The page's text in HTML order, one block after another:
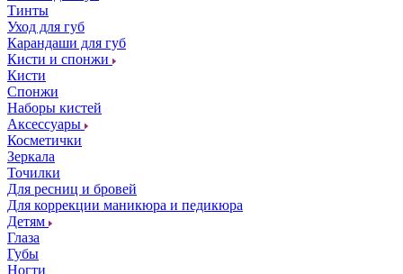
Тинты
Уход для губ
Карандаши для губ
Кисти и спонжи
Кисти
Спонжи
Наборы кистей
Аксессуары
Косметички
Зеркала
Точилки
Для ресниц и бровей
Для коррекции маникюра и педикюра
Детям
Глаза
Губы
Ногти